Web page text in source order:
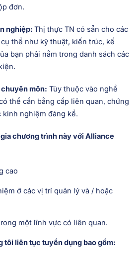
đơn.
nghiệp: Thị thực TN có sẵn cho các
thể như kỹ thuật, kiến trúc, kế
bạn phải nằm trong danh sách các
chuyên môn: Tùy thuộc vào nghề
thể cần bằng cấp liên quan, chứng
nghiệm đáng kể.
chương trình này với Alliance
cao
ở các vị trí quản lý và / hoặc
một lĩnh vực có liên quan.
tôi liên tục tuyển dụng bao gồm: